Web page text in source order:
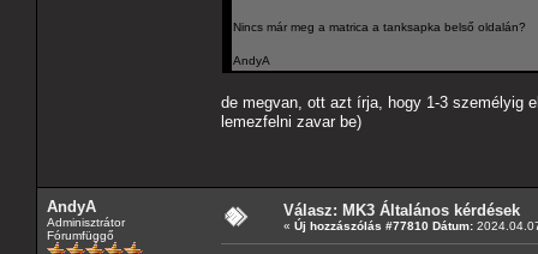
Nincs már meg a matrica a tanksapka belső oldalán?
AndyA
de megvan, ott azt írja, hogy 1-3 személyig
lemezfelni zavar be)
AndyA
Adminisztrátor
Fórumfüggő
Válasz: MK3 Általános kérdések
« Új hozzászólás #77810 Dátum: